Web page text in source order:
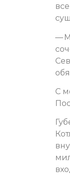
—
С